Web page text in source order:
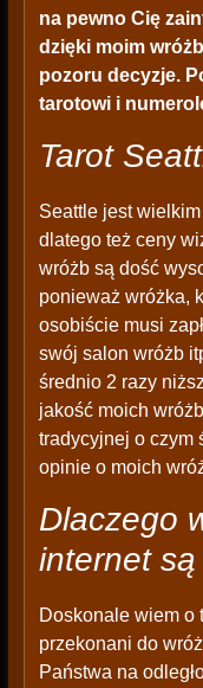
na pewno Cię
dzięki moim
pozoru decyzje.
tarotowi i
Tarot
Seattle jest
dlatego też ceny
wróżb są dość
ponieważ wróżka,
osobiście musi
swój salon wróżb
średnio 2 razy
jakość moich
tradycyjnej o czym
opinie o moich
Dlaczego
internet
Doskonale wiem o
przekonani do
Państwa na